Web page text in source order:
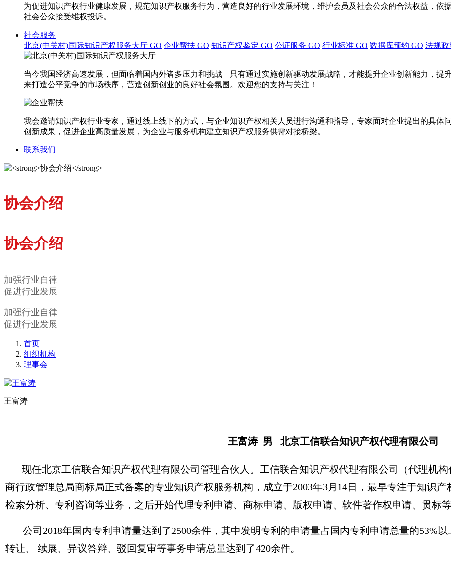
为促进知识产权行业健康发展，规范知识产权服务行为，营造良好的行业发展环境，维护会员及社会公众的合法权益，
社会公众接受维权投诉。
社会服务
北京(中关村)国际知识产权服务大厅 GO 企业帮扶 GO 知识产权鉴定 GO 公证服务 GO 行业标准 GO 数据库预约 GO 法规政
当今我国经济高速发展，但面临着国内外诸多压力和挑战，只有通过实施创新驱动发展战略，才能提升企业创新能力，提
来打造公平竞争的市场秩序，营造创新创业的良好社会氛围。欢迎您的支持与关注！
我会邀请知识产权行业专家，通过线上线下的方式，与企业知识产权相关人员进行沟通和指导，专家面对企业提出的具体
创新成果，促进企业高质量发展，为企业与服务机构建立知识产权服务供需对接桥梁。
联系我们
协会介绍
协会介绍
加强行业自律
促进行业发展
加强行业自律
促进行业发展
首页
组织机构
理事会
王富涛
——
王富涛 男 北京工信联合知识产权代理有限公司
现任北京工信联合知识产权代理有限公司管理合伙人。工信联合知识产权代理有限公司（代理机构
商行政管理总局商标局正式备案的专业知识产权服务机构，成立于2003年3月14日，最早专注于知识
检索分析、专利咨询等业务，之后开始代理专利申请、商标申请、版权申请、软件著作权申请、贯标等
公司2018年国内专利申请量达到了2500余件，其中发明专利的申请量占国内专利申请总量的53%以
转让、 续展、异议答辩、驳回复审等事务申请总量达到了420余件。